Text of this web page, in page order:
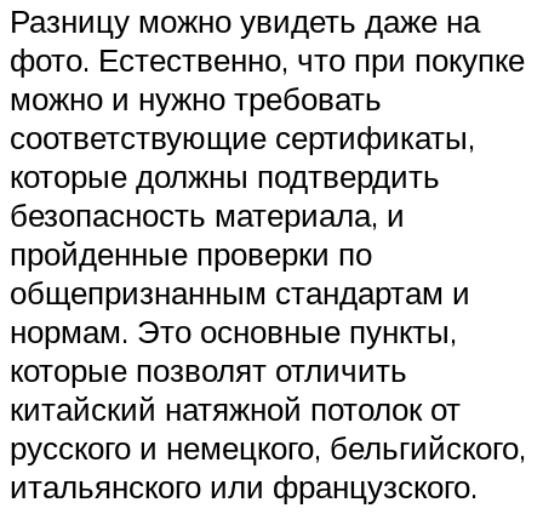
Разницу можно увидеть даже на
фото. Естественно, что при покупке
можно и нужно требовать
соответствующие сертификаты,
которые должны подтвердить
безопасность материала, и
пройденные проверки по
общепризнанным стандартам и
нормам. Это основные пункты,
которые позволят отличить
китайский натяжной потолок от
русского и немецкого, бельгийского,
итальянского или французского.